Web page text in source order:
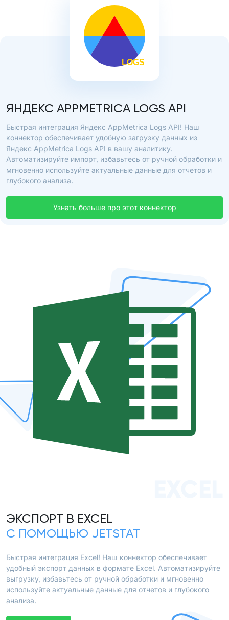
ЯНДЕКС APPMETRICA LOGS API
Быстрая интеграция Яндекс AppMetrica Logs API! Наш
коннектор обеспечивает удобную загрузку данных из
Яндекс AppMetrica Logs API в вашу аналитику.
Автоматизируйте импорт, избавьтесь от ручной обработки и
мгновенно используйте актуальные данные для отчетов и
глубокого анализа.
Узнать больше про этот коннектор
ЭКСПОРТ В EXCEL
С ПОМОЩЬЮ JETSTAT
Быстрая интеграция Excel! Наш коннектор обеспечивает
удобный экспорт данных в формате Excel. Автоматизируйте
выгрузку, избавьтесь от ручной обработки и мгновенно
используйте актуальные данные для отчетов и глубокого
анализа.